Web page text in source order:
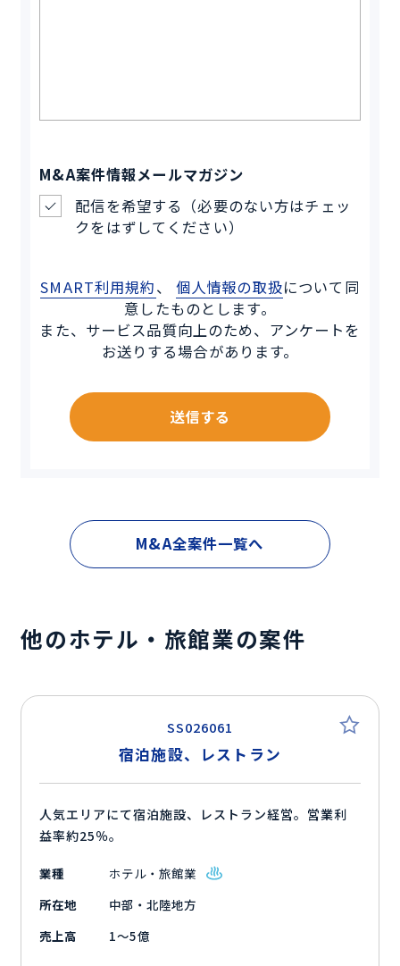
M&A案件情報メールマガジン
配信を希望する（必要のない方はチェッ
クをはずしてください）
SMART利用規約、 個人情報の取扱について同
意したものとします。
また、サービス品質向上のため、アンケートを
お送りする場合があります。
送信する
M&A全案件一覧へ
他のホテル・旅館業の案件
SS026061
宿泊施設、レストラン
人気エリアにて宿泊施設、レストラン経営。営業利
益率約25％。
業種
ホテル・旅館業
所在地
中部・北陸地方
売上高
1～5億